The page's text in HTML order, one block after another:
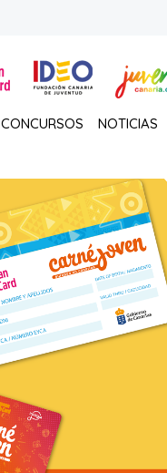
CONCURSOS NOTICIAS